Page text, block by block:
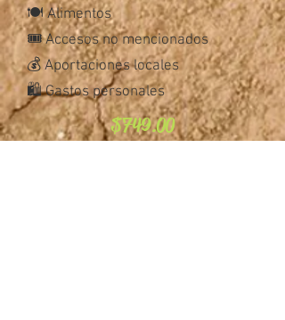
🍽️ Alimentos
🎟️ Accesos no mencionados
💰 Aportaciones locales
🛍️ Gastos personales
$749.00